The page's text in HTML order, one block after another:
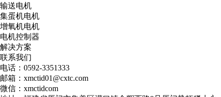
输送电机
集蛋机电机
增氧机电机
电机控制器
解决方案
联系我们
电话：0592-3351333
邮箱：xmctid01@cxtc.com
微信：xmctidcom